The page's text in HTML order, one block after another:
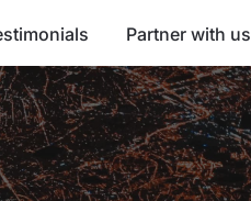
Partner with us